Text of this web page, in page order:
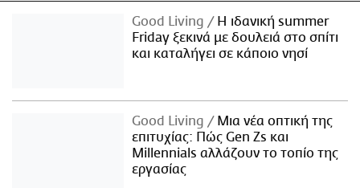
Good Living
Η ιδανική summer
Friday ξεκινά με δουλειά στο σπίτι
και καταλήγει σε κάποιο νησί
Good Living
Μια νέα οπτική της
επιτυχίας: Πώς Gen Zs και
Millennials αλλάζουν το τοπίο της
εργασίας